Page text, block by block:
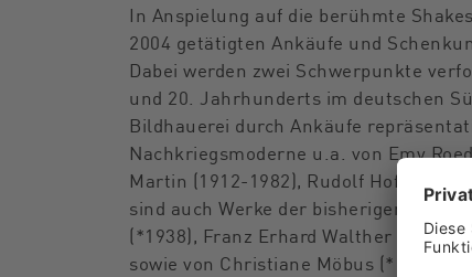
In Anspielung auf die berühmte
2004 getätigten Ankäufe und
Dabei werden zwei Schwerpunkte
und 20. Jahrhunderts im deutschen
Bildhauerei durch Ankäufe
Nachkriegsmoderne u.a. von Emy
Martin (1912-1982), Rudolf Hoflehner
sind auch Werke der bisherigen vier
(*1938), Franz Erhard Walther
sowie von Christiane Möbus (*1947)